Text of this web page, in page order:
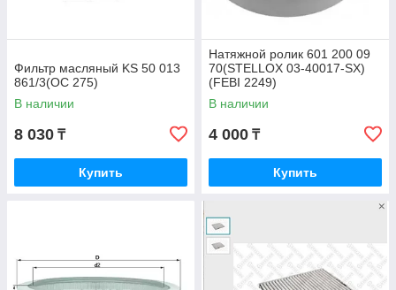
Фильтр масляный KS 50 013
861/3(OC 275)
В наличии
8 030 ₸
Купить
Натяжной ролик 601 200 09
70(STELLOX 03-40017-SX)
(FEBI 2249)
В наличии
4 000 ₸
Купить